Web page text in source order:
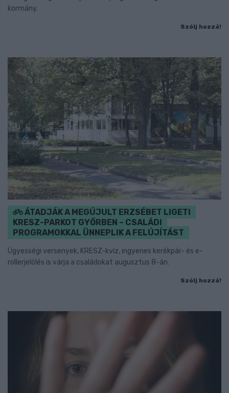
kormány.
Szólj hozzá!
ÁTADJÁK A MEGÚJULT ERZSÉBET LIGETI
KRESZ-PARKOT GYŐRBEN – CSALÁDI
PROGRAMOKKAL ÜNNEPLIK A FELÚJÍTÁST
Ügyességi versenyek, KRESZ-kvíz, ingyenes kerékpár- és e-
rollerjelölés is várja a családokat augusztus 8-án.
Szólj hozzá!